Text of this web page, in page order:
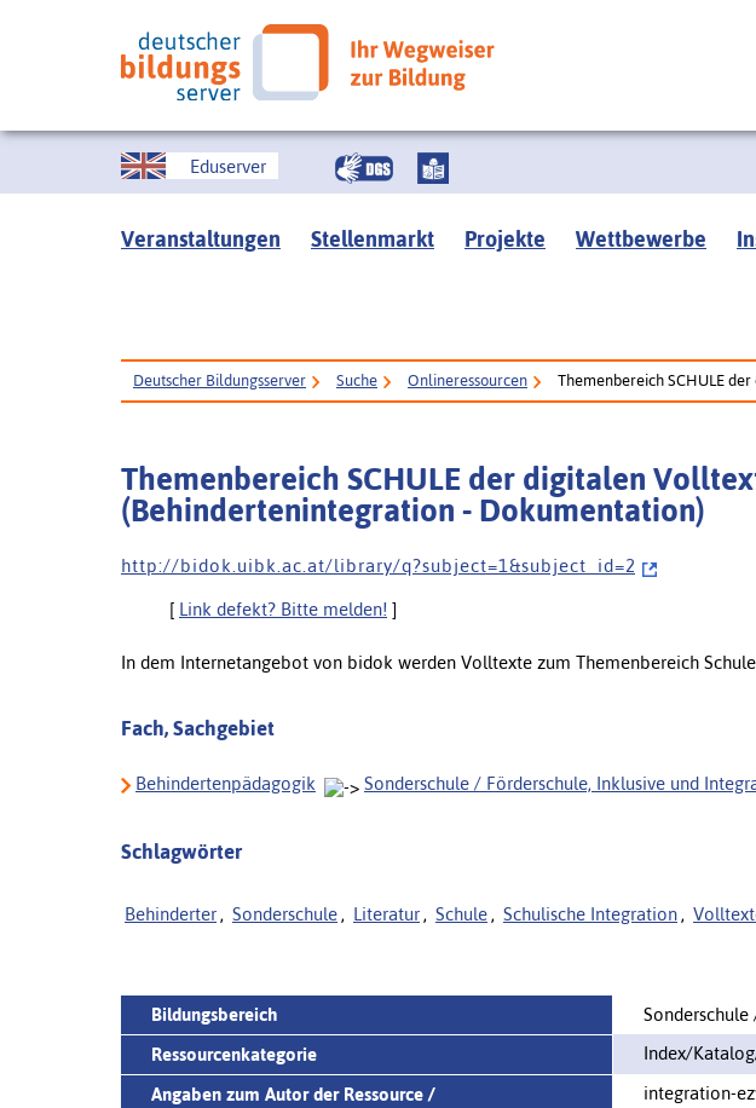
Eduserver
Veranstaltungen Stellenmarkt Projekte Wettbewerbe
Deutscher Bildungsserver Suche Onlineressourcen Themenbereich SCHULE
Themenbereich SCHULE der digitalen
(Behindertenintegration - Dokumentation)
h t t p : / / b i d o k . u i b k . a c . a t / l i b r a r y / q ? s u b j e c t = 1 & s u b j e c t _ i d = 2
[ Link defekt? Bitte melden! ]
In dem Internetangebot von bidok werden Volltexte zum Themenbereich
Fach, Sachgebiet
Behindertenpädagogik Sonderschule / Förderschule, Inklusive und
Schlagwörter
Behinderter , Sonderschule , Literatur , Schule , Schulische Integration ,
Bildungsbereich
Ressourcenkategorie
Index/
Angaben zum Autor der Ressource /
integration-